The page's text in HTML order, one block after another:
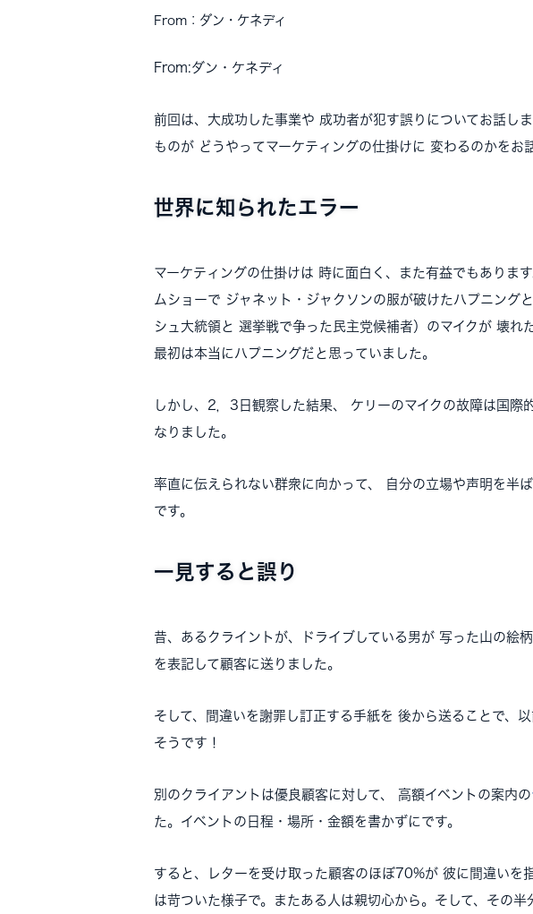
From：ダン・ケネディ
From:ダン・ケネディ
前回は、大成功した事業や 成功者が犯す誤りについてお話し
ものが どうやってマーケティングの仕掛けに 変わるのかをお
世界に知られたエラー
マーケティングの仕掛けは 時に面白く、また有益でもありま
ムショーで ジャネット・ジャクソンの服が破けたハプニング
シュ大統領と 選挙戦で争った民主党候補者）のマイクが 壊れ
最初は本当にハプニングだと思っていました。
しかし、2，3日観察した結果、 ケリーのマイクの故障は国際
なりました。
率直に伝えられない群衆に向かって、 自分の立場や声明を半
です。
一見すると誤り
昔、あるクライントが、ドライブしている男が 写った山の絵
を表記して顧客に送りました。
そして、間違いを謝罪し訂正する手紙を 後から送ることで、
そうです！
別のクライアントは優良顧客に対して、 高額イベントの案内の
た。イベントの日程・場所・金額を書かずにです。
すると、レターを受け取った顧客のほぼ70%が 彼に間違いを
は苛ついた様子で。またある人は親切心から。そして、その半